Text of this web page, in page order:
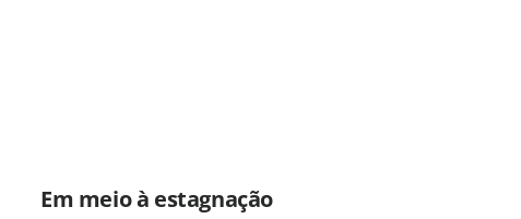
Em meio à estagnação